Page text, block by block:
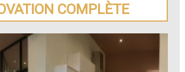
COMPLÈTE